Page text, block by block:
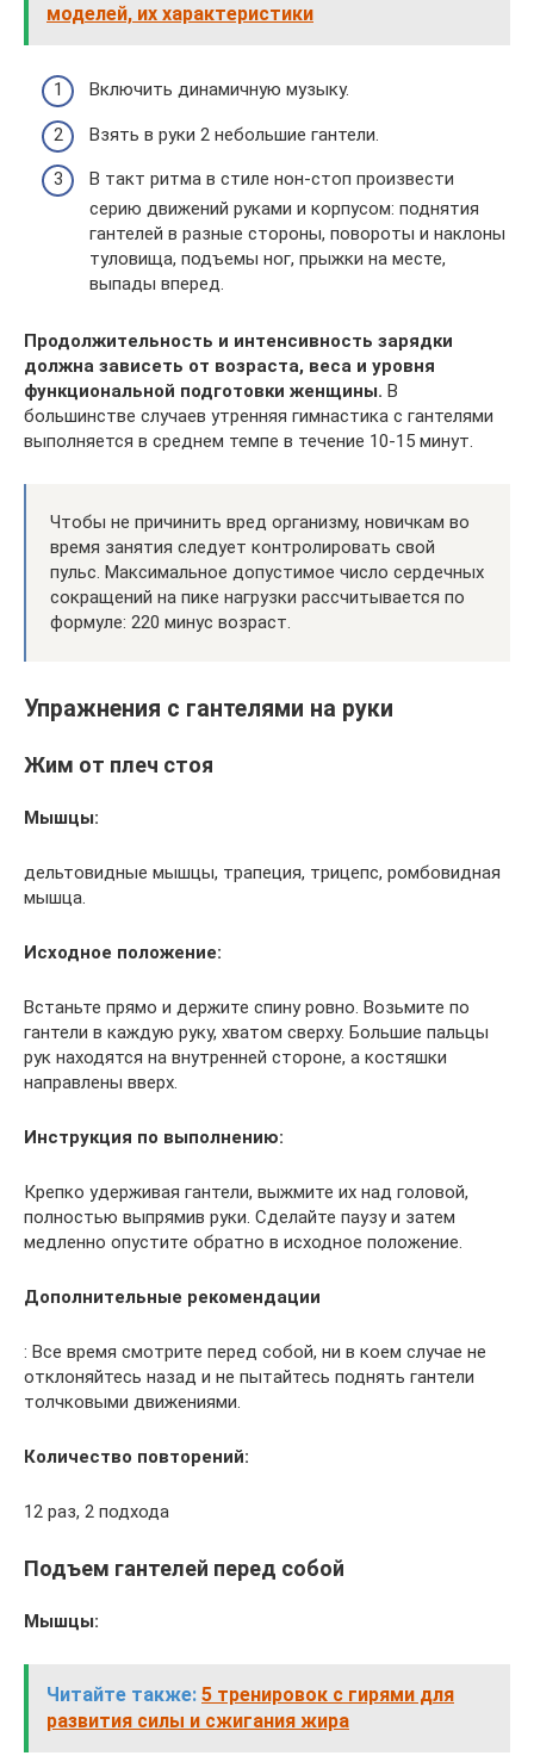
моделей, их характеристики
Включить динамичную музыку.
Взять в руки 2 небольшие гантели.
В такт ритма в стиле нон-стоп произвести
серию движений руками и корпусом: поднятия
гантелей в разные стороны, повороты и наклоны
туловища, подъемы ног, прыжки на месте,
выпады вперед.
Продолжительность и интенсивность зарядки
должна зависеть от возраста, веса и уровня
функциональной подготовки женщины. В
большинстве случаев утренняя гимнастика с гантелями
выполняется в среднем темпе в течение 10-15 минут.
Чтобы не причинить вред организму, новичкам во
время занятия следует контролировать свой
пульс. Максимальное допустимое число сердечных
сокращений на пике нагрузки рассчитывается по
формуле: 220 минус возраст.
Упражнения с гантелями на руки
Жим от плеч стоя
Мышцы:
дельтовидные мышцы, трапеция, трицепс, ромбовидная
мышца.
Исходное положение:
Встаньте прямо и держите спину ровно. Возьмите по
гантели в каждую руку, хватом сверху. Большие пальцы
рук находятся на внутренней стороне, а костяшки
направлены вверх.
Инструкция по выполнению:
Крепко удерживая гантели, выжмите их над головой,
полностью выпрямив руки. Сделайте паузу и затем
медленно опустите обратно в исходное положение.
Дополнительные рекомендации
: Все время смотрите перед собой, ни в коем случае не
отклоняйтесь назад и не пытайтесь поднять гантели
толчковыми движениями.
Количество повторений:
12 раз, 2 подхода
Подъем гантелей перед собой
Мышцы:
Читайте также: 5 тренировок с гирями для
развития силы и сжигания жира